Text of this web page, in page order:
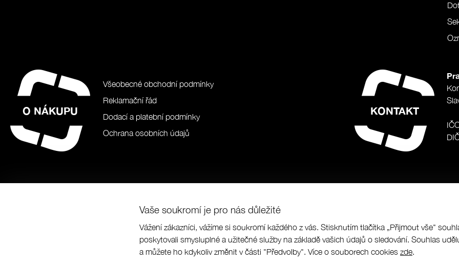
Vaše soukromí je pro nás důležité
Vážení zákazníci, vážíme si soukromí každého z vás. Stisknutím tlačítka „Přijmout vše"
poskytovali smysluplné a užitečné služby na základě vašich údajů o sledování. Souhlas
a můžete ho kdykoliv změnit v části "Předvolby". Více o souborech cookies zde.
O NÁKUPU
Všeobecné obchodní podmínky
Reklamační řád
Dodací a platební podmínky
Ochrana osobních údajů
KONTAKT
© Prabos plus a.s. Programing by designed by